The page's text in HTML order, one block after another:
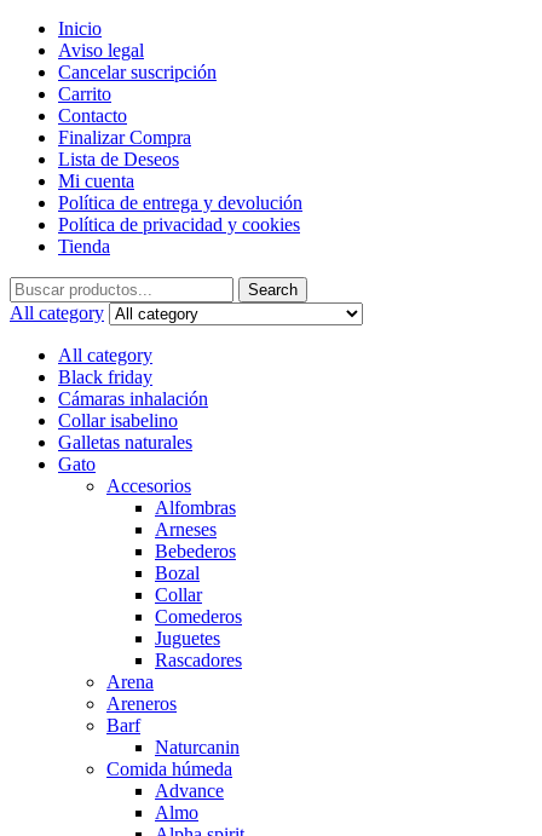
Inicio
Aviso legal
Cancelar suscripción
Carrito
Contacto
Finalizar Compra
Lista de Deseos
Mi cuenta
Política de entrega y devolución
Política de privacidad y cookies
Tienda
Search
for:
Search
All category
All category
Black friday
Cámaras inhalación
Collar isabelino
Galletas naturales
Gato
Accesorios
Alfombras
Arneses
Bebederos
Bozal
Collar
Comederos
Juguetes
Rascadores
Arena
Areneros
Barf
Naturcanin
Comida húmeda
Advance
Almo